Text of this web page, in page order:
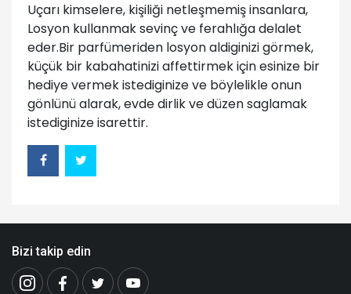
Uçarı kimselere, kişiliği netleşmemiş insanlara,
Losyon kullanmak sevinç ve ferahlığa delalet
eder.Bir parfümeriden losyon aldiginizi görmek,
küçük bir kabahatinizi affettirmek için esinize bir
hediye vermek istediginize ve böylelikle onun
gönlünü alarak, evde dirlik ve düzen saglamak
istediginize isarettir.
Bizi takip edin